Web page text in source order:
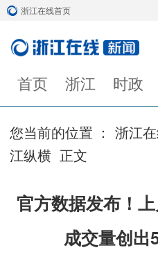
浙江在线首页
首页 浙江 时政
您当前的位置 ： 浙江
江纵横 正文
官方数据发布！
成交量创出